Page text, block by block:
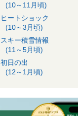
(10～11月頃)
ヒートショック
(10～3月頃)
スキー積雪情報
(11～5月頃)
初日の出
(12～1月頃)